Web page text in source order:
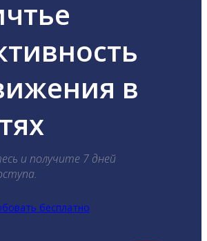
в
и получите 7 дней
бесплатно